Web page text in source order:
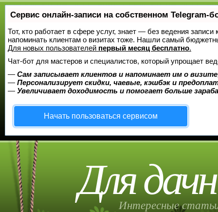
Сервис онлайн-записи на собственном Telegram-
Тот, кто работает в сфере услуг, знает — без ведения
напоминать клиентам о визитах тоже. Нашли самый
Для новых пользователей первый месяц бесплатно.
Чат-бот для мастеров и специалистов, который упрощает
— Сам записывает клиентов и напоминает им о
— Персонализирует скидки, чаевые, кэшбэк и
— Увеличивает доходимость и помогает больше
Начать пользоваться сервисом
Для
Интересные